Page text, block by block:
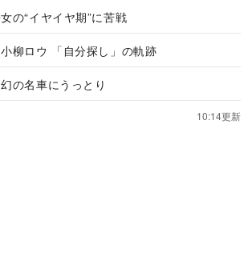
の“イヤイヤ期”に苦戦
柳ロウ 「自分探し」の軌跡
の名車にうっとり
10:14更新